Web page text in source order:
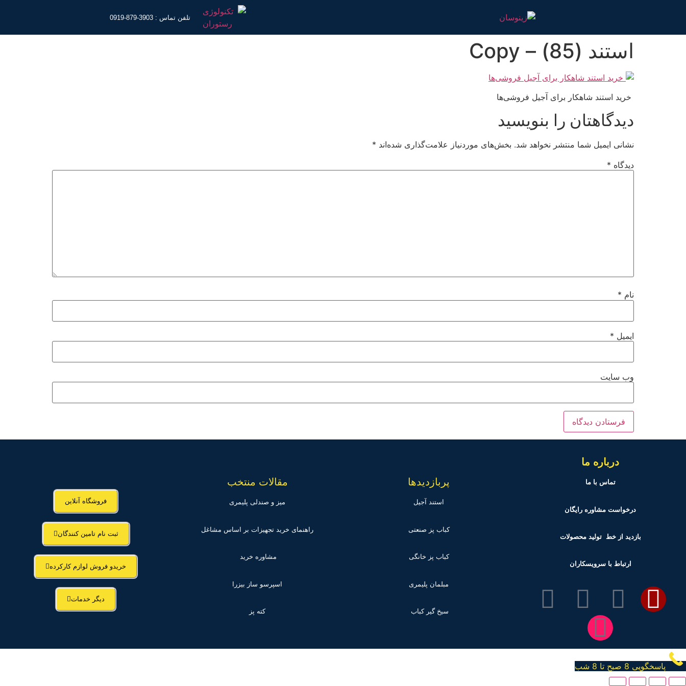
تلفن تماس : 3903-879-0919
استند (85) – Copy
خرید استند شاهکار برای آجیل فروشی‌ها
دیدگاهتان را بنویسید
نشانی ایمیل شما منتشر نخواهد شد. بخش‌های موردنیاز علامت‌گذاری شده‌اند *
دیدگاه *
نام *
ایمیل *
وب‌ سایت
درباره ما
تماس با ما
درخواست مشاوره رایگان
بازدید از خط تولیدمحصولات
ارتباط با سرویسکاران
پربازدیدها
استند آجیل
کباب پز صنعتی
کباب پز خانگی
مبلمان پلیمری
سیخ گیر کباب
مقالات منتخب
میز و صندلی پلیمری
راهنمای خرید تجهیزات بر اساس مشاغل
مشاوره خرید
اسپرسو ساز بیزرا
کته پز
فروشگاه آنلاین
ثبت نام تامین کنندگان
خریدو فروش لوازم کارکرده
دیگر خدمات
پاسخگویی 8 صبح تا 8 شب